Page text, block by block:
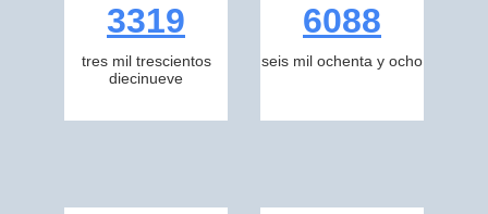
3319
tres mil trescientos
diecinueve
6088
seis mil ochenta y ocho